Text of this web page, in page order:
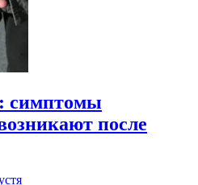
симптомы
после